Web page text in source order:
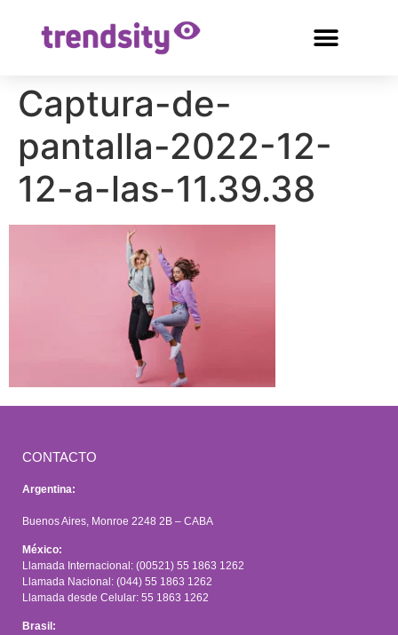
Captura-de-
pantalla-2022-12-
12-a-las-11.39.38
CONTACTO
Argentina:
Buenos Aires, Monroe 2248 2B – CABA
México:
Llamada Internacional: (00521) 55 1863 1262
Llamada Nacional: (044) 55 1863 1262
Llamada desde Celular: 55 1863 1262
Brasil: